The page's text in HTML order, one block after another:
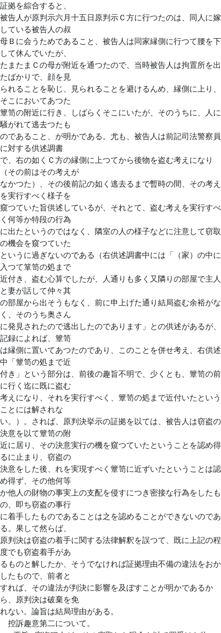
証拠を綜合すると、
被告人が原判示六月十五日原判示Ｃ方に行つたのは、同人に嫁
している被告人の叔
母Ｂに会うためであること、被告人は同家縁側に行つて腰を下
して休んでいたが、
たまたまＣの母が附近を通つたので、当時被告人は拘置所を出
たばかりで、顔を見
られることを恥じ、見られることを避けるんめ、縁側に上り、
そこにおいてあつた
簟笥の附近に行き、しばらくそこにいたが、そのうちに、人に
騒がれて逃去つたも
のであること、が明かである。尤も、被告人は前記司法警察員
に対する供述調書
で、右の如くＣ方の縁側に上つてから後物を盗む考えになり
（その前はその考えが
なかつた）、その後前記の如く逃去るまで暫時の間、その考え
を実行すべく様子を
窺つていた旨供述しているが、それとて、盗む考えを実行すべ
く何等か特段の行為
に出たというのではなく、隣室の人の様子などに注意して窃取
の機会を窺つていた
というに過ぎないのである（右供述調書中には「（家）の中に
入つて箪笥の処まで
近付き、盗む心算でしたが、人通りも多く又隣りの部屋で主人
と妻が話して仲々其
の部屋から出そうもなく、前に申上げた通り結局盗む余裕がな
く、そのうち奥さん
に発見されたので逃出したのであります」との供述があるが、
記録によれば、簟笥
は縁側に置いてあつたのであり、このことを併せ考え、右供述
中「簟笥の処まで近
付き」という部分は、前後の趣旨不明で、少くとも、簟笥の前
に行く迄に既に盗む
考えになり、それを実行すべく、簟笥の処まで近付いたという
ことには解されな
い。）。されば、原判決挙示の証拠を以ては、被告人は窃盗の
決意を以て簟笥の附
近に居り、その決意実行の機を窺つていたということを認め得
るに止まり、窃盗の
決意をした後、れを実現すべく簟笥に近ずいたということは認
め得ず、その他何等
か他人の財物の事実上の支配を侵すにつき密接な行為をしたも
の、即ち窃盗の事行
に着手したものであることは之を認めることができないのであ
る。果して然らば、
原判決は窃盗の着手に関する法律解釈を誤つて、既に上記の程
度でも窃盗着手があ
るものと解したか、そうでなければ証拠理由不備の違法をおか
したもので、前者と
すれば、その違法が判決に影響を及ぼすことが明かであるか
ら、原判決は破棄を免
れない。論旨は結局理由がある。
控訴趣意第二について。